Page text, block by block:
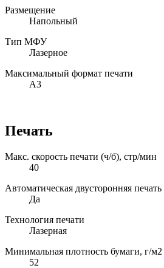
Размещение
Напольный
Тип МФУ
Лазерное
Максимальный формат печати
А3
Печать
Макс. скорость печати (ч/б), стр/мин
40
Автоматическая двусторонняя печать
Да
Технология печати
Лазерная
Минимальная плотность бумаги, г/м2
52